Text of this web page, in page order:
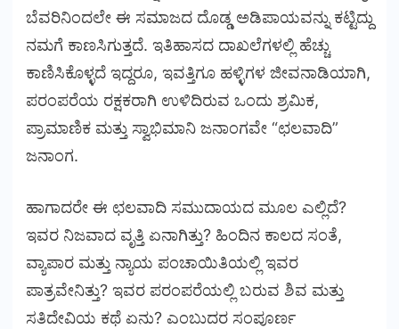
ಬೆವರಿನಿಂದಲೇ ಈ ಸಮಾಜದ ದೊಡ್ಡ ಅಡಿಪಾಯವನ್ನು ಕಟ್ಟಿದ್ದು
ನಮಗೆ ಕಾಣಸಿಗುತ್ತದೆ. ಇತಿಹಾಸದ ದಾಖಲೆಗಳಲ್ಲಿ ಹೆಚ್ಚು
ಕಾಣಿಸಿಕೊಳ್ಳದೆ ಇದ್ದರೂ, ಇವತ್ತಿಗೂ ಹಳ್ಳಿಗಳ ಜೀವನಾಡಿಯಾಗಿ,
ಪರಂಪರೆಯ ರಕ್ಷಕರಾಗಿ ಉಳಿದಿರುವ ಒಂದು ಶ್ರಮಿಕ,
ಪ್ರಾಮಾಣಿಕ ಮತ್ತು ಸ್ವಾಭಿಮಾನಿ ಜನಾಂಗವೇ “ಛಲವಾದಿ”
ಜನಾಂಗ.
ಹಾಗಾದರೇ ಈ ಛಲವಾದಿ ಸಮುದಾಯದ ಮೂಲ ಎಲ್ಲಿದೆ?
ಇವರ ನಿಜವಾದ ವೃತ್ತಿ ಏನಾಗಿತ್ತು? ಹಿಂದಿನ ಕಾಲದ ಸಂತೆ,
ವ್ಯಾಪಾರ ಮತ್ತು ನ್ಯಾಯ ಪಂಚಾಯಿತಿಯಲ್ಲಿ ಇವರ
ಪಾತ್ರವೇನಿತ್ತು? ಇವರ ಪರಂಪರೆಯಲ್ಲಿ ಬರುವ ಶಿವ ಮತ್ತು
ಸತಿದೇವಿಯ ಕಥೆ ಏನು? ಎಂಬುದರ ಸಂಪೂರ್ಣ